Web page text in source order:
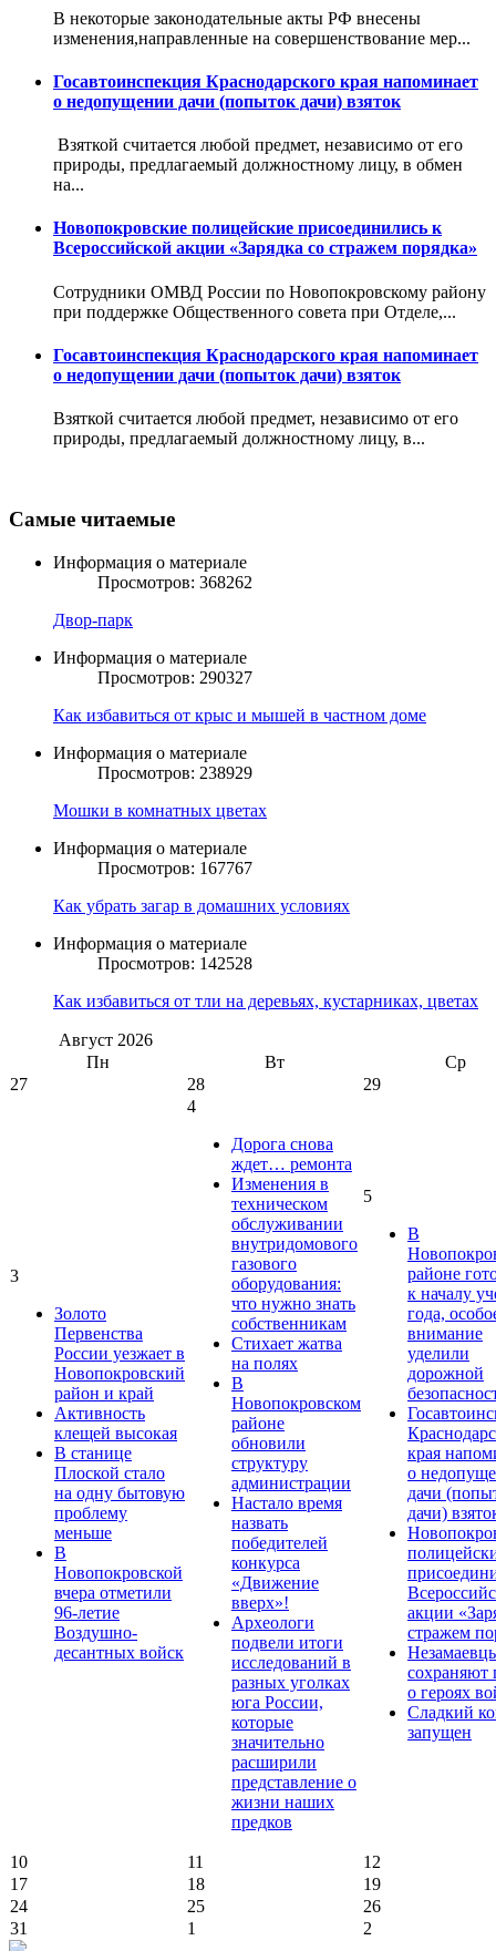
В некоторые законодательные акты РФ внесены
изменения,направленные на совершенствование мер...
Госавтоинспекция Краснодарского края напоминает
о недопущении дачи (попыток дачи) взяток
Взяткой считается любой предмет, независимо от его
природы, предлагаемый должностному лицу, в обмен
на...
Новопокровские полицейские присоединились к
Всероссийской акции «Зарядка со стражем порядка»
Сотрудники ОМВД России по Новопокровскому району
при поддержке Общественного совета при Отделе,...
Госавтоинспекция Краснодарского края напоминает
о недопущении дачи (попыток дачи) взяток
Взяткой считается любой предмет, независимо от его
природы, предлагаемый должностному лицу, в...
Самые читаемые
Информация о материале
Просмотров: 368262
Двор-парк
Информация о материале
Просмотров: 290327
Как избавиться от крыс и мышей в частном доме
Информация о материале
Просмотров: 238929
Мошки в комнатных цветах
Информация о материале
Просмотров: 167767
Как убрать загар в домашних условиях
Информация о материале
Просмотров: 142528
Как избавиться от тли на деревьях, кустарниках, цветах
Август 2026
Пн
Вт
Ср
27
28 29
3
Золото
Первенства
России уезжает в
Новопокровский
район и край
Активность
клещей высокая
В станице
Плоской стало
на одну бытовую
проблему
меньше
В
Новопокровской
вчера отметили
96-летие
Воздушно-
десантных войск
4
Дорога снова
ждет… ремонта
Изменения в
техническом
обслуживании
внутридомового
газового
оборудования:
что нужно знать
собственникам
Стихает жатва
на полях
В
Новопокровском
районе
обновили
структуру
администрации
Настало время
назвать
победителей
конкурса
«Движение
вверх»!
Археологи
подвели итоги
исследований в
разных уголках
юга России,
которые
значительно
расширили
представление о
жизни наших
предков
5
В
районе
к началу
года,
внимание
уделили
дорожной
края
о
дачи
дачи)
акции
стражем
сохраняют
о героях
Сладкий
запущен
10 11
12
17
18
19
24
25
26
31
1 2